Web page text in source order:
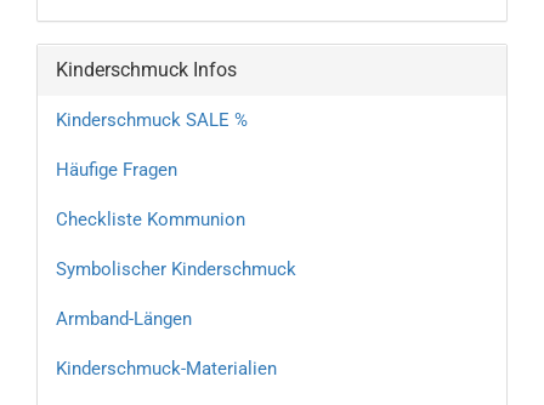
Kinderschmuck Infos
Kinderschmuck SALE %
Häufige Fragen
Checkliste Kommunion
Symbolischer Kinderschmuck
Armband-Längen
Kinderschmuck-Materialien